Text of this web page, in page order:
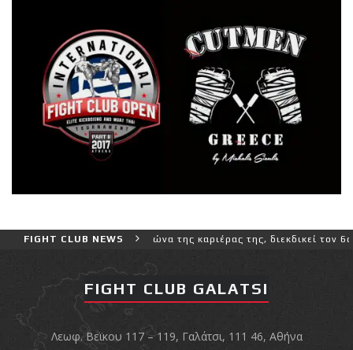
FIGHT CLUB NEWS
και πιο δύσκολο αγώνα της καριέρας της, διεκδικεί τον 6ο
FIGHT CLUB GALATSI
Λεωφ. Βεϊκου 117 – 119, Γαλάτσι, 111 46, Αθήνα